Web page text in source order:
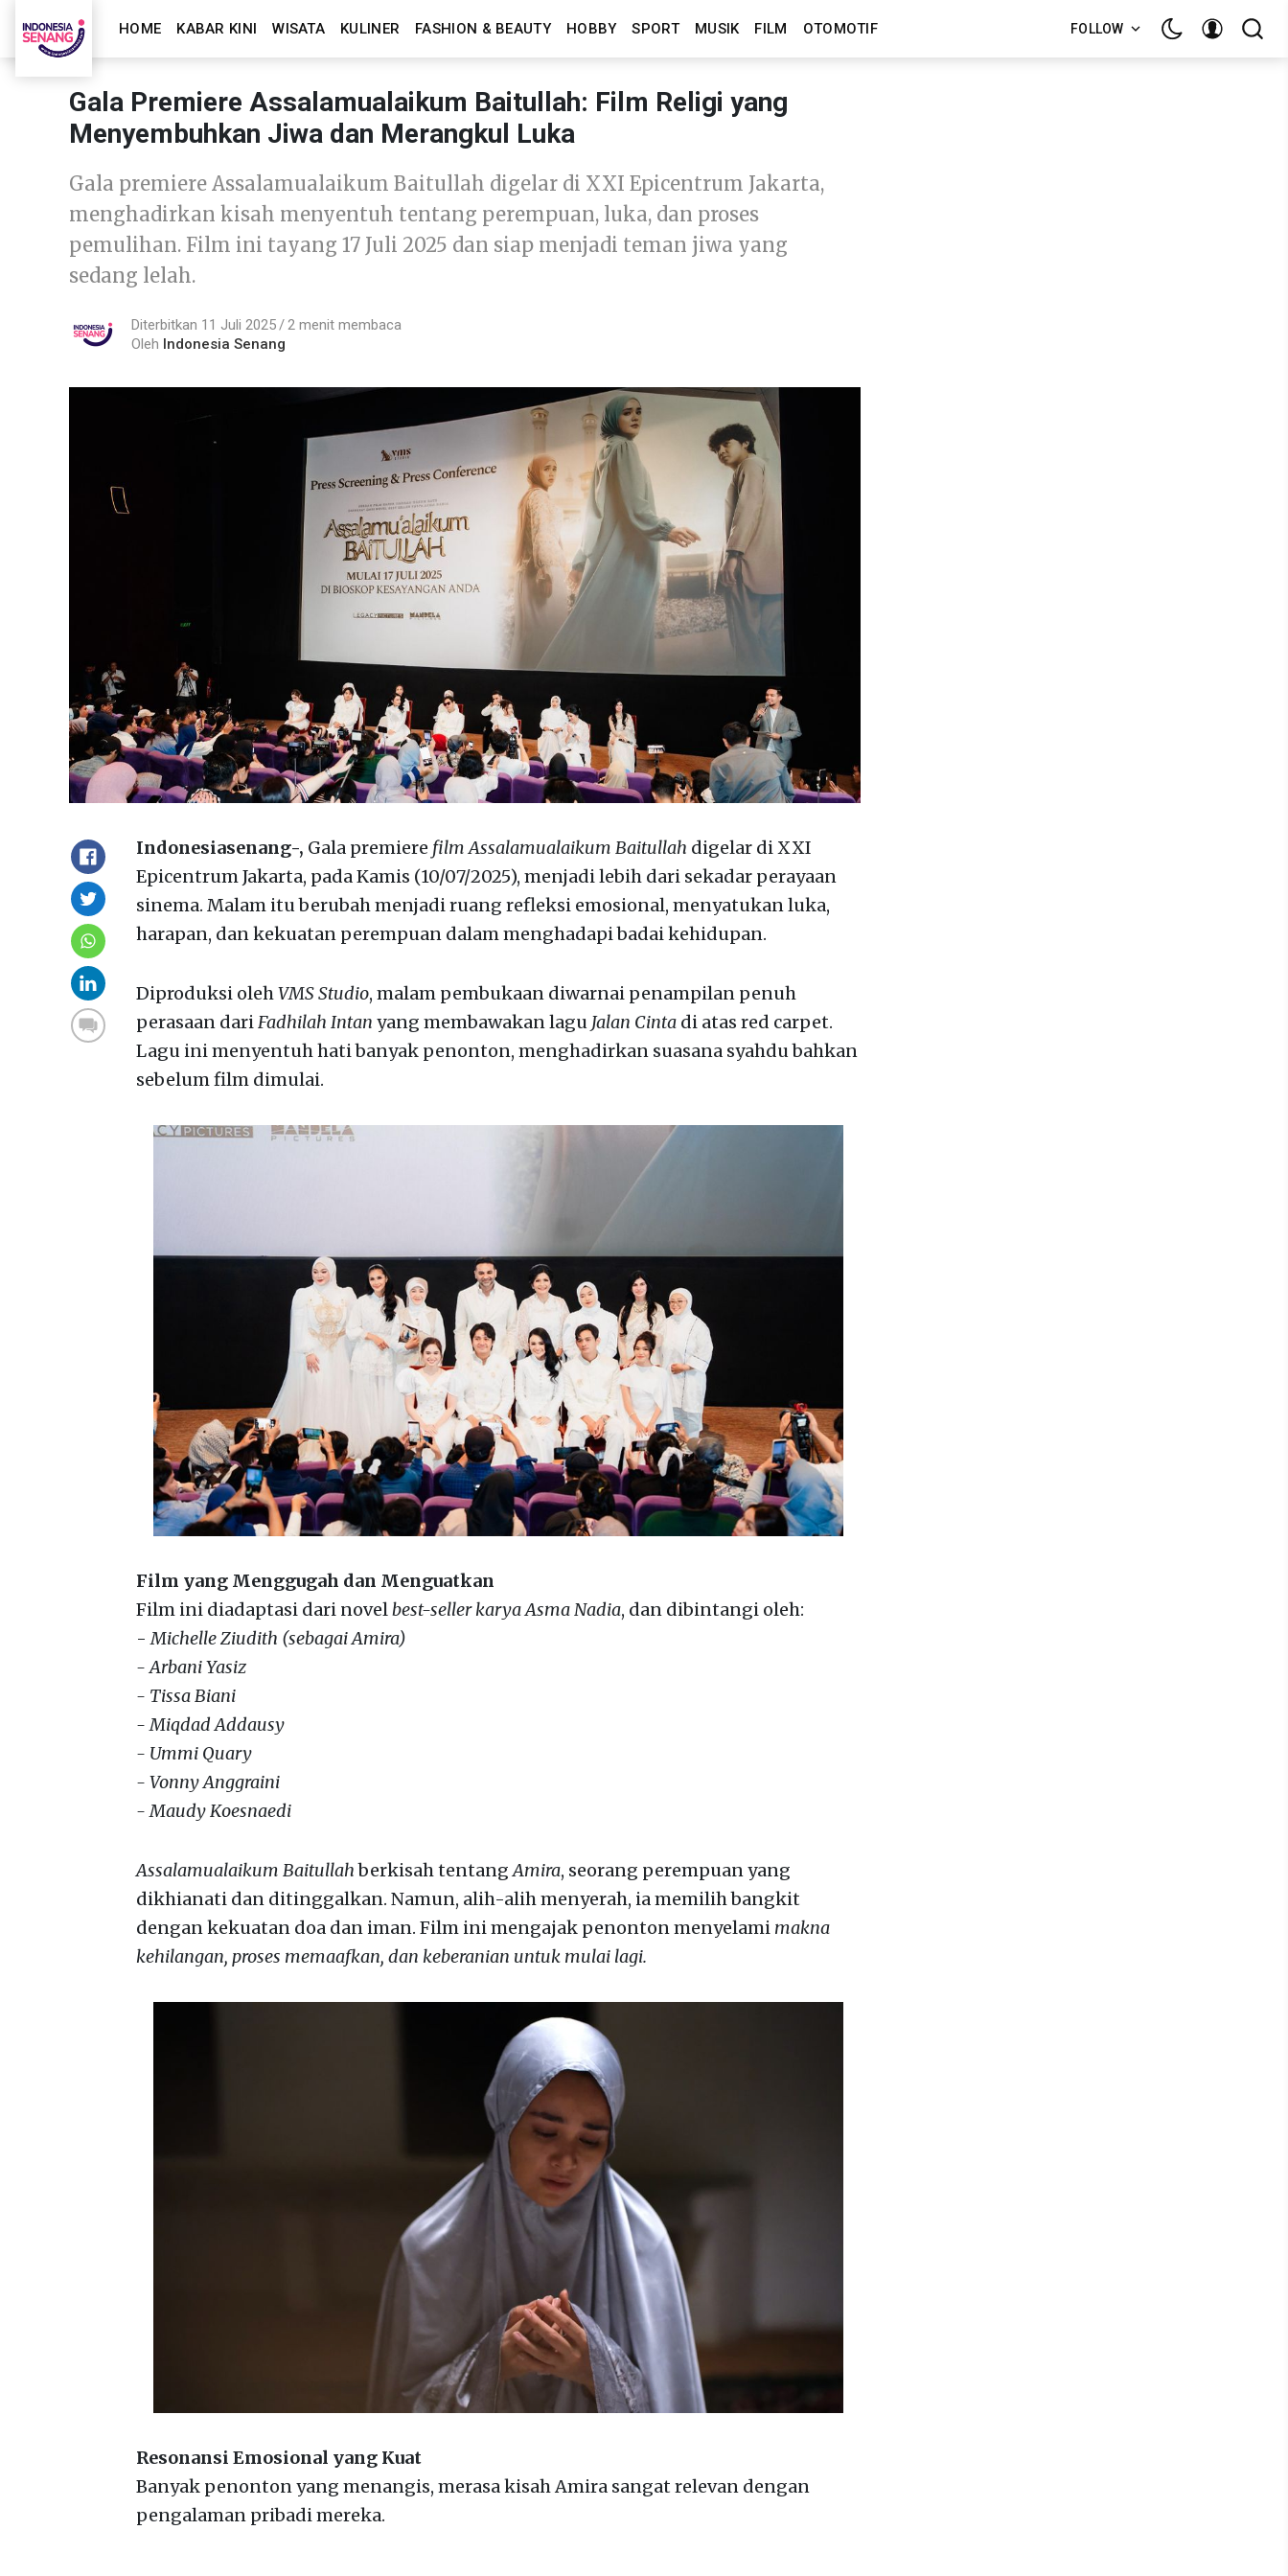
HOME KABAR KINI WISATA KULINER FASHION & BEAUTY HOBBY SPORT MUSIK FILM OTOMOTIF FOLLOW
Gala Premiere Assalamualaikum Baitullah: Film Religi yang
Menyembuhkan Jiwa dan Merangkul Luka
Gala premiere Assalamualaikum Baitullah digelar di XXI Epicentrum Jakarta,
menghadirkan kisah menyentuh tentang perempuan, luka, dan proses
pemulihan. Film ini tayang 17 Juli 2025 dan siap menjadi teman jiwa yang
sedang lelah.
Diterbitkan 11 Juli 2025
2 menit membaca
Oleh Indonesia Senang
Indonesiasenang-, Gala premiere film Assalamualaikum Baitullah digelar di XXI
Epicentrum Jakarta, pada Kamis (10/07/2025), menjadi lebih dari sekadar perayaan
sinema. Malam itu berubah menjadi ruang refleksi emosional, menyatukan luka,
harapan, dan kekuatan perempuan dalam menghadapi badai kehidupan.
Diproduksi olehVMS Studio, malam pembukaan diwarnai penampilan penuh
perasaan dariFadhilah Intan yang membawakan lagu Jalan Cinta di atas red carpet.
Lagu ini menyentuh hati banyak penonton, menghadirkan suasana syahdu bahkan
sebelum film dimulai.
Film yang Menggugah dan Menguatkan
Film ini diadaptasi dari novelbest-seller karya Asma Nadia, dan dibintangi oleh:
-Michelle Ziudith (sebagai Amira)
- Arbani Yasiz
- Tissa Biani
- Miqdad Addausy
- Ummi Quary
- Vonny Anggraini
- Maudy Koesnaedi
Assalamualaikum Baitullahberkisah tentangAmira, seorang perempuan yang
dikhianati dan ditinggalkan. Namun, alih-alih menyerah, ia memilih bangkit
dengan kekuatan doa dan iman. Film ini mengajak penonton menyelami makna
kehilangan, proses memaafkan, dan keberanian untuk mulai lagi.
Resonansi Emosional yang Kuat
Banyak penonton yang menangis, merasa kisah Amira sangat relevan dengan
pengalaman pribadi mereka.